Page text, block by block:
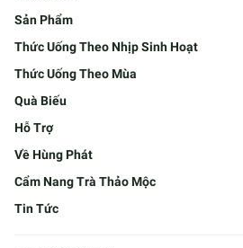
Sản Phẩm
Thức Uống Theo Nhịp Sinh Hoạt
Thức Uống Theo Mùa
Quà Biếu
Hỗ Trợ
Về Hùng Phát
Cẩm Nang Trà Thảo Mộc
Tin Tức